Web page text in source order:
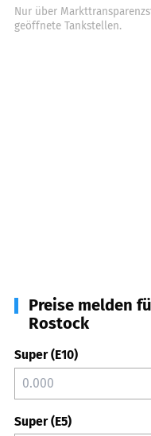
Nur über
geöffnete Tankstellen.
Preise melden
Rostock
Super (E10)
Super (E5)